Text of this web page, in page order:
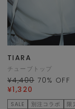
TIARA
チューブトップ
¥4,400 70% OFF
¥1,320
SALE 別注コラボ 限